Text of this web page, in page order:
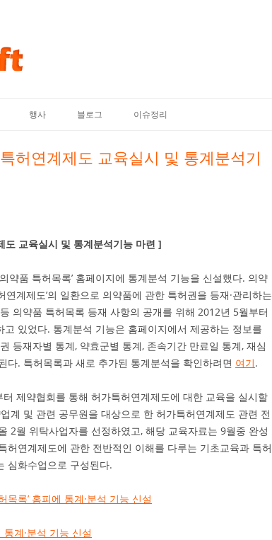
행사 블로그 이슈정리
허연계제도 교육실시 및 통계분석기
도 교육실시 및 통계분석기능 마련 ]
약품 특허목록’ 홈페이지에 통계분석 기능을 신설했다. 의약
연계제도’의 일환으로 의약품에 관한 특허권을 등재·관리하는
의약품 특허목록 등재 사항의 공개를 위해 2012년 5월부터
고 있었다. 통계분석 기능은 홈페이지에서 제공하는 정보를
등재자별 통계, 약효군별 통계, 존속기간 만료일 통계, 재심
다. 특허목록과 새로 추가된 통계분석을 확인하려면 여기.
제약협회를 통해 허가특허연계제도에 대한 교육을 실시할
계 및 관련 공무원을 대상으로 한 허가특허연계제도 관련 전
2월 위탁사업자를 선정하였고, 해당 교육자료는 9월중 완성
허연계제도에 관한 전반적인 이해를 다루는 기초교육과 특허
심화수업으로 구성된다.
목록’ 홈피에 통계·분석 기능 신설
계·분석 기능 신설